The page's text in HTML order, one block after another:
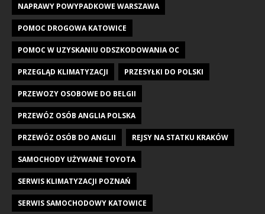
NAPRAWY POWYPADKOWE WARSZAWA
POMOC DROGOWA KATOWICE
POMOC W UZYSKANIU ODSZKODOWANIA OC
PRZEGLĄD KLIMATYZACJI PRZESYŁKI DO POLSKI
PRZEWOZY OSOBOWE DO BELGII
PRZEWÓZ OSÓB ANGLIA POLSKA
PRZEWÓZ OSÓB DO ANGLII REJSY NA STATKU KRAKÓW
SAMOCHODY UŻYWANE TOYOTA
SERWIS KLIMATYZACJI POZNAŃ
SERWIS SAMOCHODOWY KATOWICE